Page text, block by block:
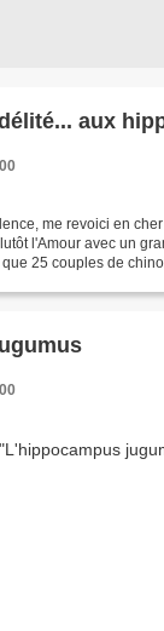
aux
me revoici en
l'Amour avec un
25 couples de